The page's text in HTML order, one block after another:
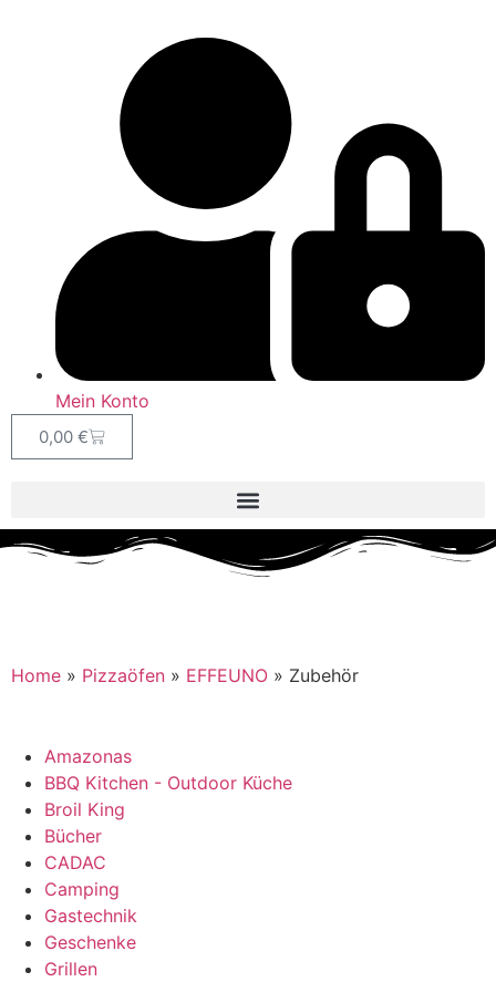
Mein Konto
0,00 €
Home » Pizzaöfen » EFFEUNO » Zubehör
Amazonas
BBQ Kitchen - Outdoor Küche
Broil King
Bücher
CADAC
Camping
Gastechnik
Geschenke
Grillen